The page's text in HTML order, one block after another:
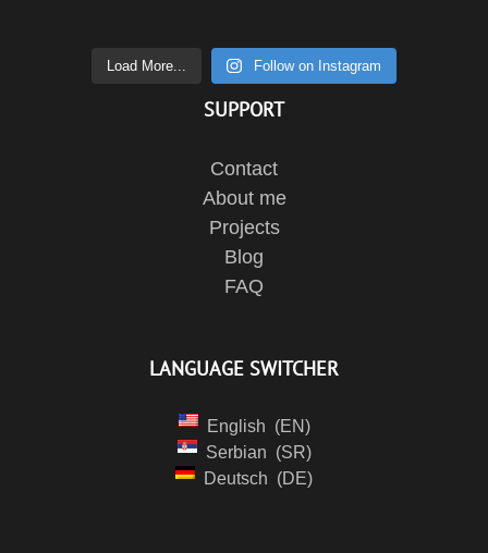
Load More... Follow on Instagram
SUPPORT
Contact
About me
Projects
Blog
FAQ
LANGUAGE SWITCHER
English
EN
Serbian
SR
Deutsch
DE